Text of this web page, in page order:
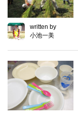
written by
小池一美